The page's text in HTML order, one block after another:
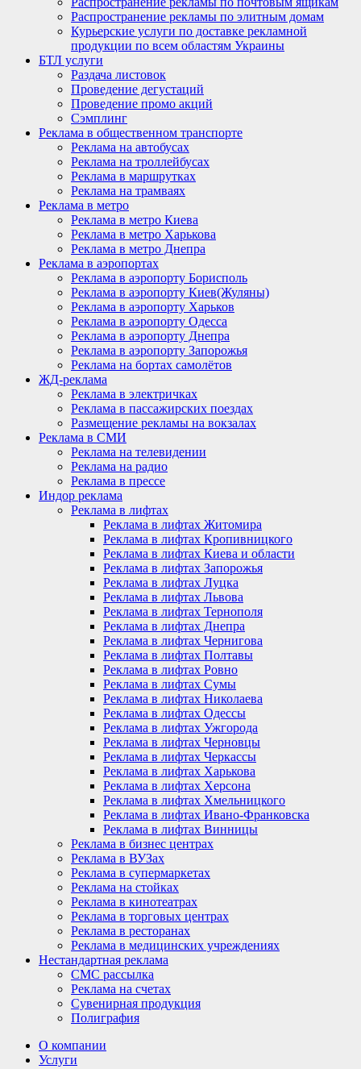
Распространение рекламы по элитным домам
Курьерские услуги по доставке рекламной
продукции по всем областям Украины
БТЛ услуги
Раздача листовок
Проведение дегустаций
Проведение промо акций
Сэмплинг
Реклама в общественном транспорте
Реклама на автобусах
Реклама на троллейбусах
Реклама в маршрутках
Реклама на трамваях
Реклама в метро
Реклама в метро Киева
Реклама в метро Харькова
Реклама в метро Днепра
Реклама в аэропортах
Реклама в аэропорту Борисполь
Реклама в аэропорту Киев(Жуляны)
Реклама в аэропорту Харьков
Реклама в аэропорту Одесса
Реклама в аэропорту Днепра
Реклама в аэропорту Запорожья
Реклама на бортах самолётов
ЖД-реклама
Реклама в электричках
Реклама в пассажирских поездах
Размещение рекламы на вокзалах
Реклама в СМИ
Реклама на телевидении
Реклама на радио
Реклама в прессе
Индор реклама
Реклама в лифтах
Реклама в лифтах Житомира
Реклама в лифтах Кропивницкого
Реклама в лифтах Киева и области
Реклама в лифтах Запорожья
Реклама в лифтах Луцка
Реклама в лифтах Львова
Реклама в лифтах Тернополя
Реклама в лифтах Днепра
Реклама в лифтах Чернигова
Реклама в лифтах Полтавы
Реклама в лифтах Ровно
Реклама в лифтах Сумы
Реклама в лифтах Николаева
Реклама в лифтах Одессы
Реклама в лифтах Ужгорода
Реклама в лифтах Черновцы
Реклама в лифтах Черкассы
Реклама в лифтах Харькова
Реклама в лифтах Херсона
Реклама в лифтах Хмельницкого
Реклама в лифтах Ивано-Франковска
Реклама в лифтах Винницы
Реклама в бизнес центрах
Реклама в ВУЗах
Реклама в супермаркетах
Реклама на стойках
Реклама в кинотеатрах
Реклама в торговых центрах
Реклама в ресторанах
Реклама в медицинских учреждениях
Нестандартная реклама
СМС рассылка
Реклама на счетах
Сувенирная продукция
Полиграфия
О компании
Услуги